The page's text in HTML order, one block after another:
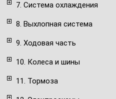
7. Система охлаждения
8. Выхлопная система
9. Ходовая часть
10. Колеса и шины
11. Тормоза